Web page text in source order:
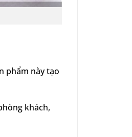
phẩm này tạo
khách,